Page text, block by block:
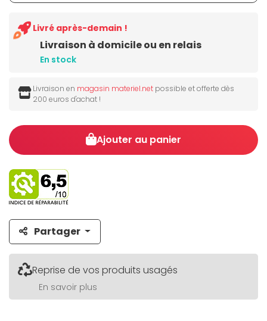
Livraison à domicile ou en relais
En stock
Livré après-demain !
Livraison en magasin materiel.net possible et offerte dès
200 euros d'achat !
Ajouter au panier
Partager
Reprise de vos produits usagés
En savoir plus